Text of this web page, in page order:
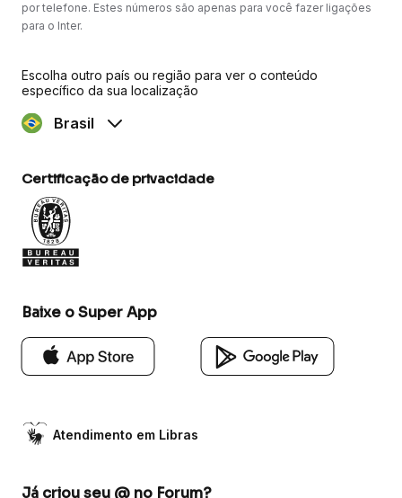
por telefone. Estes números são apenas para você fazer ligações
para o Inter.
Escolha outro país ou região para ver o conteúdo
específico da sua localização
Brasil
Certificação de privacidade
Baixe o Super App
Atendimento em Libras
Já criou seu @ no Forum?